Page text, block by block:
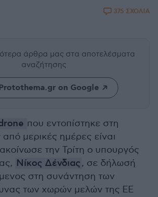
375 ΣΧΟΛΙΑ
άρθρα μας στα αποτελέσματα
αναζήτησης
on Google
που εντοπίστηκε στη
από μερικές ημέρες είναι
την Τρίτη ο υπουργός
Νίκος Δένδιας, σε δήλωσή
στη συνάντηση των
των χωρών μελών της ΕΕ